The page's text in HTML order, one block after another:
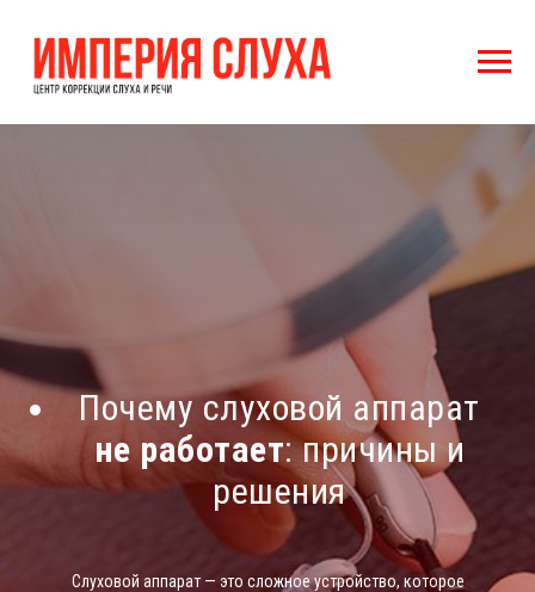
Почему слуховой аппарат
не работает: причины и
решения
Слуховой аппарат — это сложное устройство, которое